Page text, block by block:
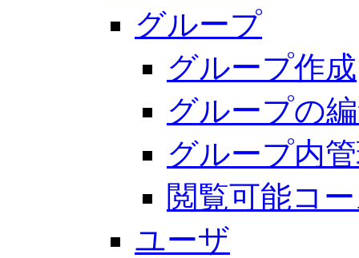
グループ
グループ作成
グループの
グループ内
閲覧可能コ
ユーザ